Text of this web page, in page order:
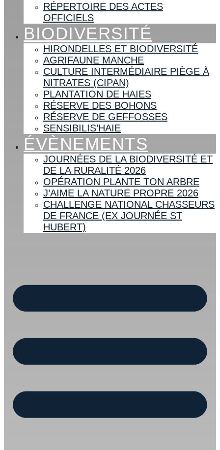
RÉPERTOIRE DES ACTES
OFFICIELS
BIODIVERSITÉ
HIRONDELLES ET BIODIVERSITÉ
AGRIFAUNE MANCHE
CULTURE INTERMÉDIAIRE PIÈGE À
NITRATES (CIPAN)
PLANTATION DE HAIES
RÉSERVE DES BOHONS
RÉSERVE DE GEFFOSSES
SENSIBILIS’HAIE
ÉVÈNEMENTS
JOURNÉES DE LA BIODIVERSITÉ ET
DE LA RURALITÉ 2026
OPÉRATION PLANTE TON ARBRE
J’AIME LA NATURE PROPRE 2026
CHALLENGE NATIONAL CHASSEURS
DE FRANCE (EX JOURNÉE ST
HUBERT)